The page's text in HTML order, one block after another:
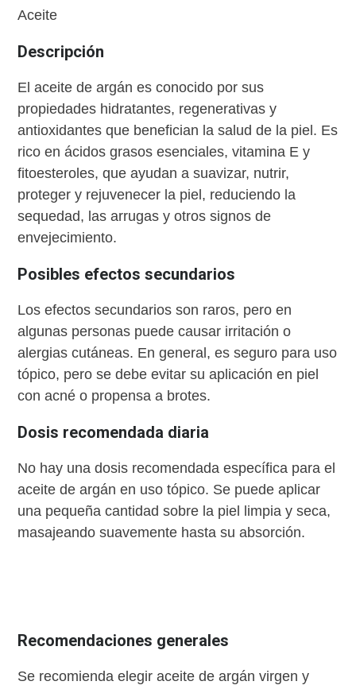
Aceite
Descripción
El aceite de argán es conocido por sus
propiedades hidratantes, regenerativas y
antioxidantes que benefician la salud de la piel. Es
rico en ácidos grasos esenciales, vitamina E y
fitoesteroles, que ayudan a suavizar, nutrir,
proteger y rejuvenecer la piel, reduciendo la
sequedad, las arrugas y otros signos de
envejecimiento.
Posibles efectos secundarios
Los efectos secundarios son raros, pero en
algunas personas puede causar irritación o
alergias cutáneas. En general, es seguro para uso
tópico, pero se debe evitar su aplicación en piel
con acné o propensa a brotes.
Dosis recomendada diaria
No hay una dosis recomendada específica para el
aceite de argán en uso tópico. Se puede aplicar
una pequeña cantidad sobre la piel limpia y seca,
masajeando suavemente hasta su absorción.
Recomendaciones generales
Se recomienda elegir aceite de argán virgen y